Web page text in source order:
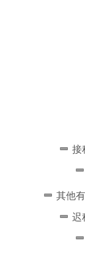
接
其他
迟